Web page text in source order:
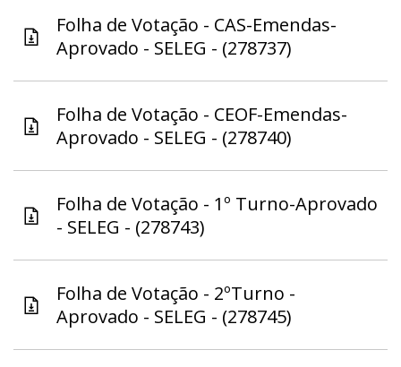
Folha de Votação - CAS-Emendas-
Aprovado - SELEG - (278737)
Folha de Votação - CEOF-Emendas-
Aprovado - SELEG - (278740)
Folha de Votação - 1º Turno-Aprovado
- SELEG - (278743)
Folha de Votação - 2ºTurno -
Aprovado - SELEG - (278745)